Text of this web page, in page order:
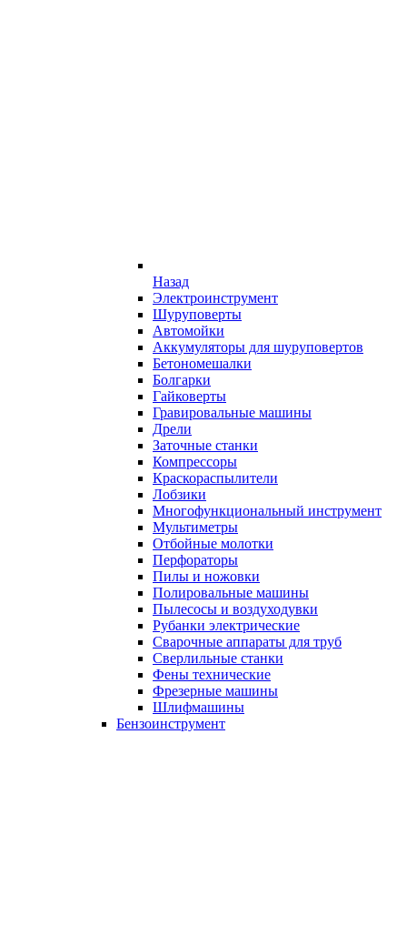
Назад
Электроинструмент
Шуруповерты
Автомойки
Аккумуляторы для шуруповертов
Бетономешалки
Болгарки
Гайковерты
Гравировальные машины
Дрели
Заточные станки
Компрессоры
Краскораспылители
Лобзики
Многофункциональный инструмент
Мультиметры
Отбойные молотки
Перфораторы
Пилы и ножовки
Полировальные машины
Пылесосы и воздуходувки
Рубанки электрические
Сварочные аппараты для труб
Сверлильные станки
Фены технические
Фрезерные машины
Шлифмашины
Бензоинструмент